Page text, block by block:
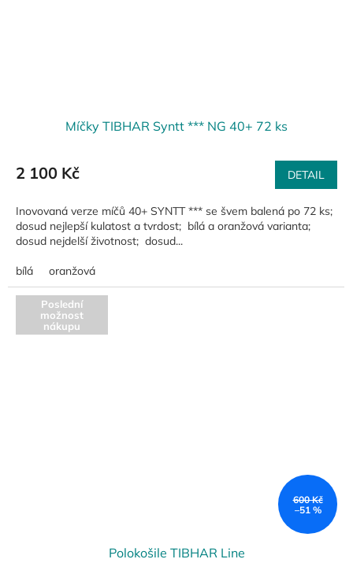
Míčky TIBHAR Syntt *** NG 40+ 72 ks
2 100 Kč DETAIL
Inovovaná verze míčů 40+ SYNTT *** se švem balená po 72 ks;
dosud nejlepší kulatost a tvrdost; bílá a oranžová varianta;
dosud nejdelší životnost; dosud...
bílá oranžová
Poslední
možnost
nákupu
600 Kč
–51 %
Polokošile TIBHAR Line